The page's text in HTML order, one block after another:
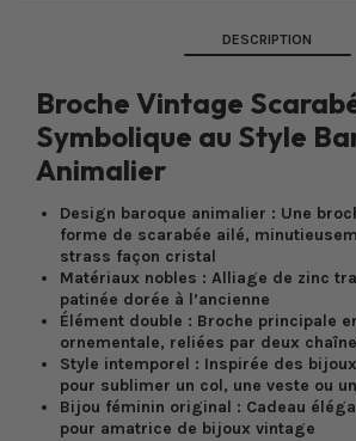
DESCRIPTION
Broche Vintage
Symbolique au Style
Animalier
Design baroque animalier : Une
forme de scarabée ailé,
strass façon cristal
Matériaux nobles : Alliage de zinc
patinée dorée à l’ancienne
Élément double : Broche principale
ornementale, reliées par deux
Style intemporel : Inspirée des
pour sublimer un col, une veste ou
Bijou féminin original : Cadeau
pour amatrice de bijoux vintage